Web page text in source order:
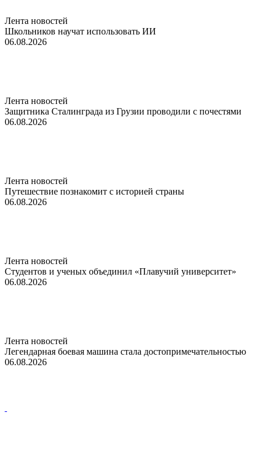
Лента новостей
Школьников научат использовать ИИ
06.08.2026
Лента новостей
Защитника Сталинграда из Грузии проводили с почестями
06.08.2026
Лента новостей
Путешествие познакомит с историей страны
06.08.2026
Лента новостей
Студентов и ученых объединил «Плавучий университет»
06.08.2026
Лента новостей
Легендарная боевая машина стала достопримечательностью
06.08.2026